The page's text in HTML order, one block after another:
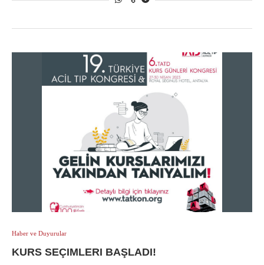
Haber ve Duyurular
KURS SEÇIMLERI BAŞLADI!